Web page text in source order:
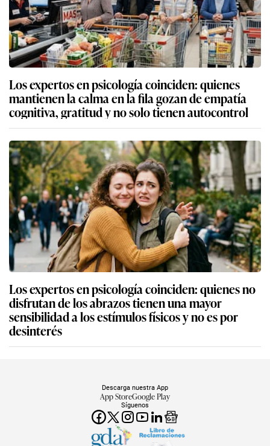
Los expertos en psicología coinciden: quienes
mantienen la calma en la fila gozan de empatía
cognitiva, gratitud y no solo tienen autocontrol
Los expertos en psicología coinciden: quienes no
disfrutan de los abrazos tienen una mayor
sensibilidad a los estímulos físicos y no es por
desinterés
Síguenos
Descarga nuestra App
App StoreGoogle Play